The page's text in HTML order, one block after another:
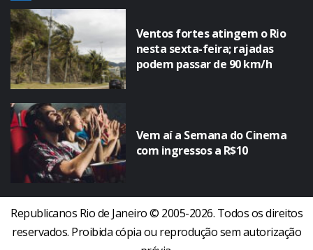
Ventos fortes atingem o Rio
nesta sexta-feira; rajadas
podem passar de 90 km/h
Vem aí a Semana do Cinema
com ingressos a R$10
Republicanos Rio de Janeiro © 2005-2026. Todos os direitos
reservados. Proibida cópia ou reprodução sem autorização